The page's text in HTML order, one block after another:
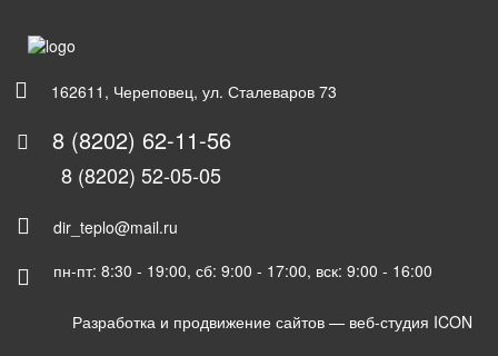
162611, Череповец, ул. Сталеваров 73
8 (8202) 62-11-56
8 (8202) 52-05-05
dir_teplo@mail.ru
пн-пт: 8:30 - 19:00, сб: 9:00 - 17:00, вск: 9:00 - 16:00
Разработка и продвижение сайтов — веб-студия ICON